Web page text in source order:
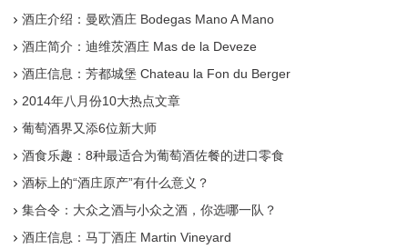
酒庄介绍：曼欧酒庄 Bodegas Mano A Mano
酒庄简介：迪维茨酒庄 Mas de la Deveze
酒庄信息：芳都城堡 Chateau la Fon du Berger
2014年八月份10大热点文章
葡萄酒界又添6位新大师
酒食乐趣：8种最适合为葡萄酒佐餐的进口零食
酒标上的“酒庄原产”有什么意义？
集合令：大众之酒与小众之酒，你选哪一队？
酒庄信息：马丁酒庄 Martin Vineyard